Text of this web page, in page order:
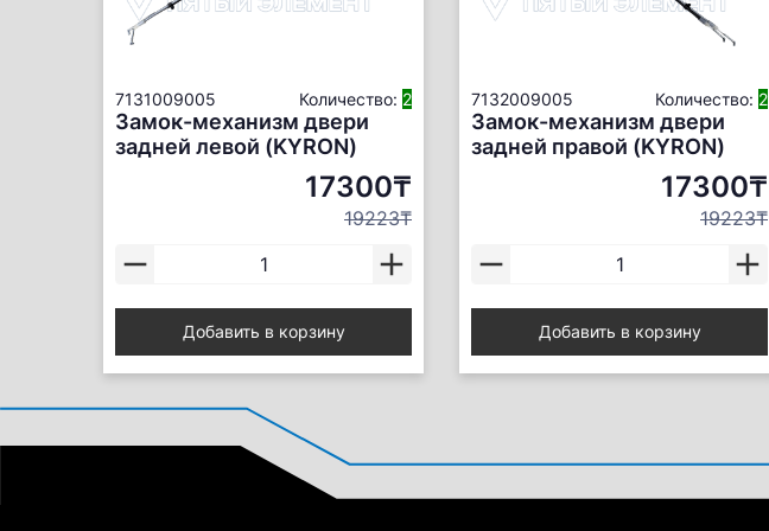
7131009005 Количество: 2
Замок-механизм двери
задней левой (KYRON)
17300₸
19223₸
Добавить в корзину
7132009005 Количество: 2
Замок-механизм двери
задней правой (KYRON)
17300₸
19223₸
Добавить в корзину